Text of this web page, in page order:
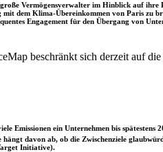
Vermögensverwalter im Hinblick auf ihre
dem Klima-Übereinkommen von Paris zu
Engagement für den Übergang von
beschränkt sich derzeit auf
Emissionen ein Unternehmen bis spätestens
davon ab, ob die Zwischenziele
Initiative).